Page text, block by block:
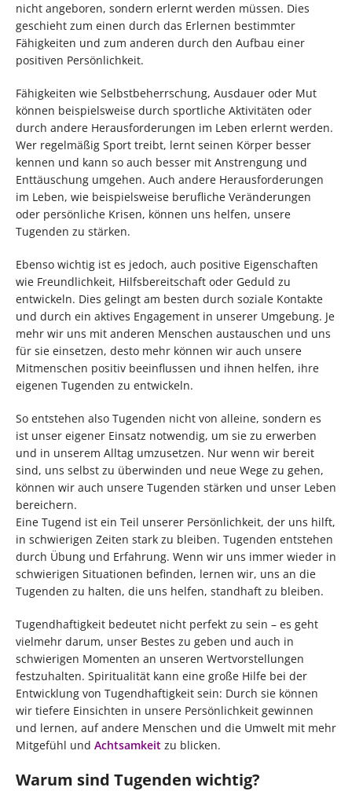
nicht angeboren, sondern erlernt werden müssen. Dies
geschieht zum einen durch das Erlernen bestimmter
Fähigkeiten und zum anderen durch den Aufbau einer
positiven Persönlichkeit.
Fähigkeiten wie Selbstbeherrschung, Ausdauer oder Mut
können beispielsweise durch sportliche Aktivitäten oder
durch andere Herausforderungen im Leben erlernt werden.
Wer regelmäßig Sport treibt, lernt seinen Körper besser
kennen und kann so auch besser mit Anstrengung und
Enttäuschung umgehen. Auch andere Herausforderungen
im Leben, wie beispielsweise berufliche Veränderungen
oder persönliche Krisen, können uns helfen, unsere
Tugenden zu stärken.
Ebenso wichtig ist es jedoch, auch positive Eigenschaften
wie Freundlichkeit, Hilfsbereitschaft oder Geduld zu
entwickeln. Dies gelingt am besten durch soziale Kontakte
und durch ein aktives Engagement in unserer Umgebung. Je
mehr wir uns mit anderen Menschen austauschen und uns
für sie einsetzen, desto mehr können wir auch unsere
Mitmenschen positiv beeinflussen und ihnen helfen, ihre
eigenen Tugenden zu entwickeln.
So entstehen also Tugenden nicht von alleine, sondern es
ist unser eigener Einsatz notwendig, um sie zu erwerben
und in unserem Alltag umzusetzen. Nur wenn wir bereit
sind, uns selbst zu überwinden und neue Wege zu gehen,
können wir auch unsere Tugenden stärken und unser Leben
bereichern.
Eine Tugend ist ein Teil unserer Persönlichkeit, der uns hilft,
in schwierigen Zeiten stark zu bleiben. Tugenden entstehen
durch Übung und Erfahrung. Wenn wir uns immer wieder in
schwierigen Situationen befinden, lernen wir, uns an die
Tugenden zu halten, die uns helfen, standhaft zu bleiben.
Tugendhaftigkeit bedeutet nicht perfekt zu sein – es geht
vielmehr darum, unser Bestes zu geben und auch in
schwierigen Momenten an unseren Wertvorstellungen
festzuhalten. Spiritualität kann eine große Hilfe bei der
Entwicklung von Tugendhaftigkeit sein: Durch sie können
wir tiefere Einsichten in unsere Persönlichkeit gewinnen
und lernen, auf andere Menschen und die Umwelt mit mehr
Mitgefühl und Achtsamkeit zu blicken.
Warum sind Tugenden wichtig?